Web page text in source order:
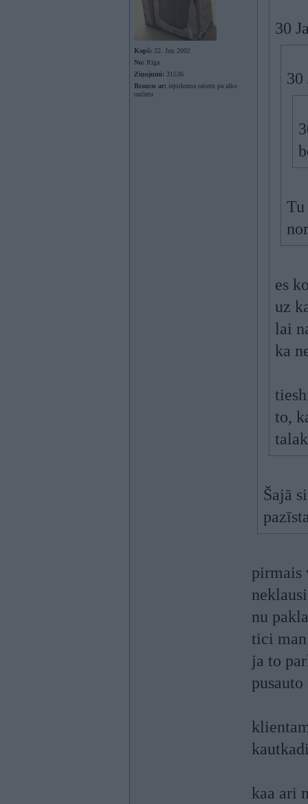
Kopš: 22. Jun 2002
No: Rīga
Ziņojumi: 31536
Braucu ar: iepirkuma ratiem pa alko
outletu
30
30
Tu
es
uz
lai
ka
to,
Šajā
pirmais
nu
tici
ja to
kaa ari